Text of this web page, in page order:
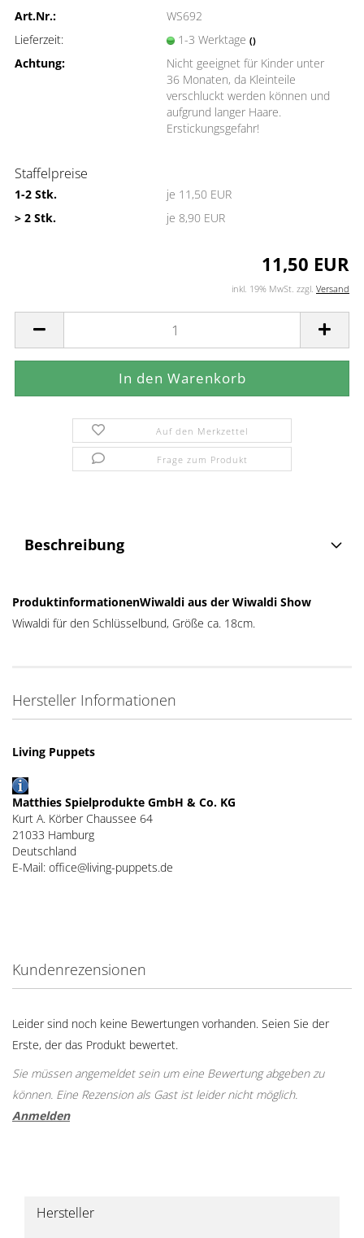
Art.Nr.:
WS692
Lieferzeit:
1-3 Werktage ()
Achtung:
Nicht geeignet für Kinder unter
36 Monaten, da Kleinteile
verschluckt werden können und
aufgrund langer Haare.
Erstickungsgefahr!
Staffelpreise
1-2 Stk.
je 11,50 EUR
> 2 Stk.
je 8,90 EUR
11,50 EUR
inkl. 19% MwSt. zzgl. Versand
Auf den Merkzettel
Frage zum Produkt
Beschreibung
ProduktinformationenWiwaldi aus der Wiwaldi Show
Wiwaldi für den Schlüsselbund, Größe ca. 18cm.
Hersteller Informationen
Living Puppets
Matthies Spielprodukte GmbH & Co. KG
Kurt A. Körber Chaussee 64
21033 Hamburg
Deutschland
E-Mail: office@living-puppets.de
Kundenrezensionen
Leider sind noch keine Bewertungen vorhanden. Seien Sie der
Erste, der das Produkt bewertet.
Sie müssen angemeldet sein um eine Bewertung abgeben zu
können. Eine Rezension als Gast ist leider nicht möglich.
Anmelden
Hersteller